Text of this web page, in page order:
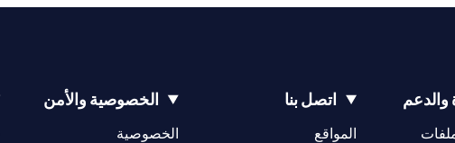
والدعم اتصل بنا
المواقع
(opens in a new tab)
الخصوصية والأمن
الخصوصية